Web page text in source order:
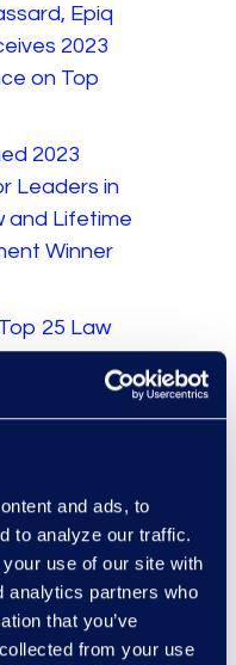
and ads, to
to analyze our traffic.
use of our site with
analytics partners who
that you’ve
from your use
Epiq
2023
on Top
2023
Leaders in
and Lifetime
Winner
25 Law
Epiq AI
Assistant™
$6.5M in
for
Company